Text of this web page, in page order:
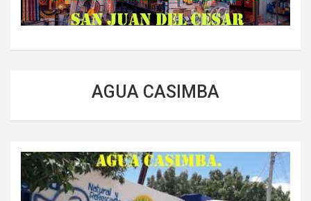
AGUA CASIMBA